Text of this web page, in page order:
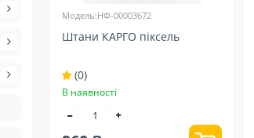
Модель:НФ-00003672
Штани КАРГО піксель
(0)
В наявності